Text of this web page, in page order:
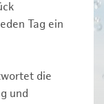
Tag ein
die
und